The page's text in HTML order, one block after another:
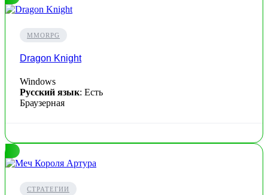
MMORPG
Dragon Knight
Windows
Русский язык: Есть
Браузерная
СТРАТЕГИИ